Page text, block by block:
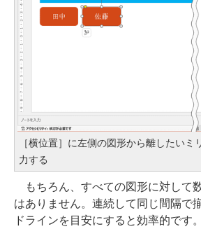
［横位置］に左側の図形から離したいミ
力する
もちろん、すべての図形に対して
はありません。連続して同じ間隔で
ドラインを目安にすると効率的です。